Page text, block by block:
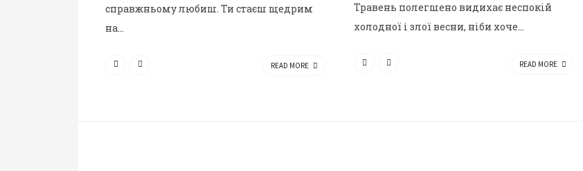
справжньому любиш. Ти стаєш щедрим
на...
READ MORE
Травень полегшено видихає неспокій
холодної і злої весни, ніби хоче...
READ MORE